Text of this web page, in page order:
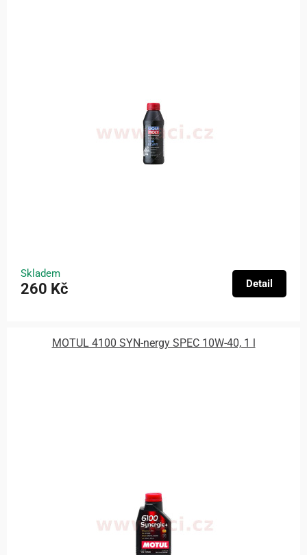
Skladem
260 Kč Detail
MOTUL 4100 SYN-nergy SPEC 10W-40, 1 l